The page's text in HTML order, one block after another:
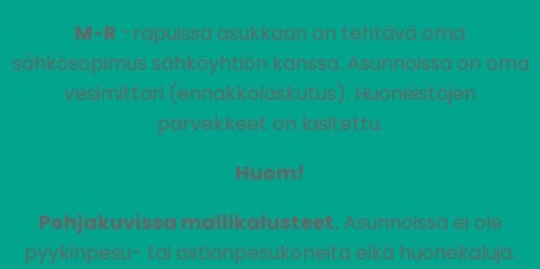
M-R -rapuissa asukkaan on tehtävä oma
sähkösopimus sähköyhtiön kanssa. Asunnoissa on oma
vesimittari (ennakkolaskutus). Huoneistojen
parvekkeet on lasitettu.
Huom!
Pohjakuvissa mallikalusteet.Asunnoissa ei ole
pyykinpesu- tai astianpesukoneita eikä huonekaluja.